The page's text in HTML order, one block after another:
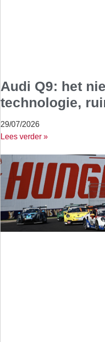
Audi Q9: het
technologie,
29/07/2026
Lees verder »